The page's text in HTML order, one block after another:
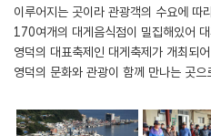
이루어지는 곳이라 관광객의 수요에 따
170여개의 대게음식점이 밀집해있어
영덕의 대표축제인 대게축제가 개최되
영덕의 문화와 관광이 함께 만나는 곳